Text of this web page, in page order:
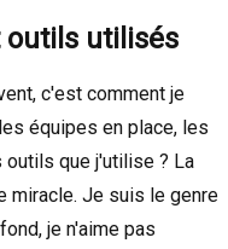
outils utilisés
c'est comment je
équipes en place, les
que j'utilise ? La
miracle. Je suis le genre
je n'aime pas